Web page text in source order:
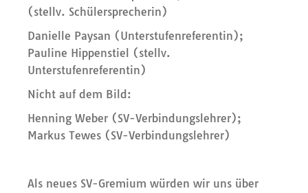
(stellv. Schülersprecherin)
Danielle Paysan (Unterstufenreferentin);
Pauline Hippenstiel (stellv.
Unterstufenreferentin)
Nicht auf dem Bild:
Henning Weber (SV-Verbindungslehrer);
Markus Tewes (SV-Verbindungslehrer)
Als neues SV-Gremium würden wir uns über